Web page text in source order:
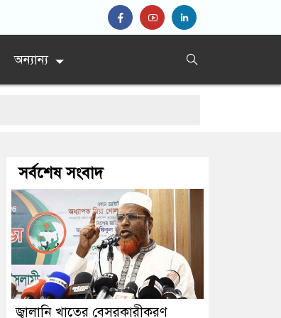
অন্যান্য
সর্বশেষ সংবাদ
জ্বালানি খাতের বেসরকারীকরণ